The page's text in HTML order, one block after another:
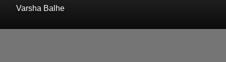
Varsha Balhe